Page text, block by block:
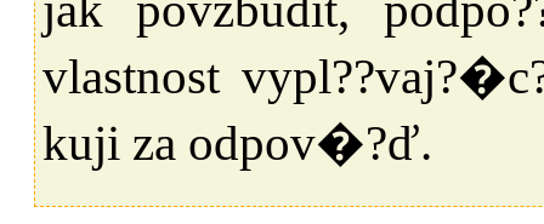
vlastnost
kuji za odpov�?ď.